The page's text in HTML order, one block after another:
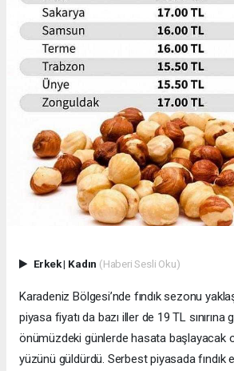
Erkek| Kadın (Haberi Sesli Oku)
Karadeniz Bölgesi’nde fındık sezonu
piyasa fiyatı da bazı iller de 19 TL sınırına
önümüzdeki günlerde hasata başlayacak
yüzünü güldürdü. Serbest piyasada fındık